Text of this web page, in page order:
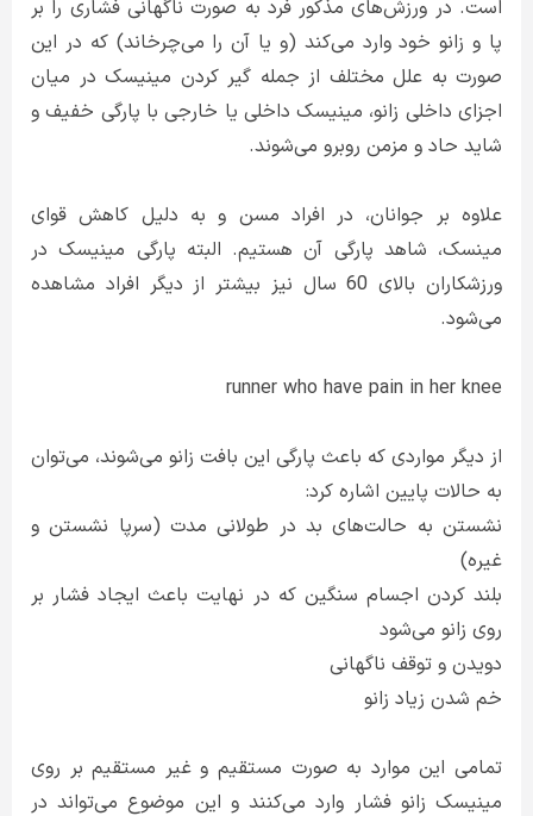
است. در ورزش‌های مذکور فرد به صورت ناگهانی فشاری را بر
پا و زانو خود وارد می‌کند (و یا آن را می‌چرخاند) که در این
صورت به علل مختلف از جمله گیر کردن مینیسک در میان
اجزای داخلی زانو، مینیسک داخلی یا خارجی با پارگی خفیف و
شاید حاد و مزمن روبرو می‌شوند.
علاوه بر جوانان، در افراد مسن و به دلیل کاهش قوای
مینسک، شاهد پارگی آن هستیم. البته پارگی مینیسک در
ورزشکاران بالای 60 سال نیز بیشتر از دیگر افراد مشاهده
می‌شود.
runner who have pain in her knee
از دیگر مواردی که باعث پارگی این بافت زانو می‌شوند، می‌توان
به حالات پایین اشاره کرد:
نشستن به حالت‌های بد در طولانی مدت (سرپا نشستن و
غیره)
بلند کردن اجسام سنگین که در نهایت باعث ایجاد فشار بر
روی زانو می‌شود
دویدن و توقف ناگهانی
خم شدن زیاد زانو
تمامی این موارد به صورت مستقیم و غیر مستقیم بر روی
مینیسک زانو فشار وارد می‌کنند و این موضوع می‌تواند در